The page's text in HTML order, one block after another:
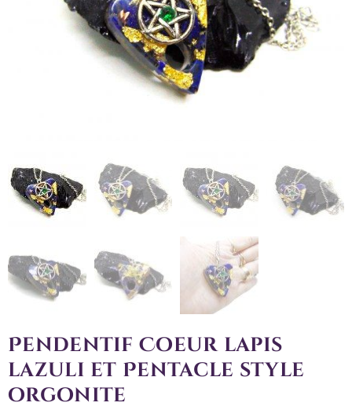
Pendentif Coeur lapis
lazuli et Pentacle style
orgonite